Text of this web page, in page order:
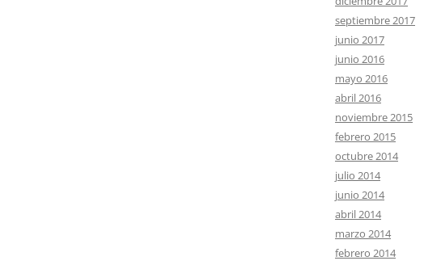
septiembre 2017
junio 2017
junio 2016
mayo 2016
abril 2016
noviembre 2015
febrero 2015
octubre 2014
julio 2014
junio 2014
abril 2014
marzo 2014
febrero 2014